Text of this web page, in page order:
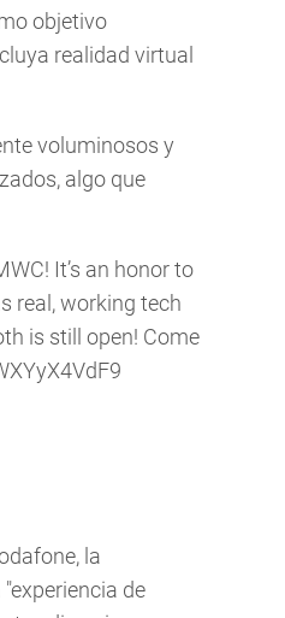
objetivo
realidad virtual
voluminosos y
algo que
It’s an honor to
real, working tech
is still open! Come
la
de